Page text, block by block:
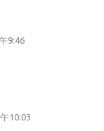
9:46
10:03